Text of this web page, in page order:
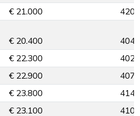
€ 21.000
420
€ 20.400
404
€ 22.300
402
€ 22.900
407
€ 23.800
414
€ 23.100
410